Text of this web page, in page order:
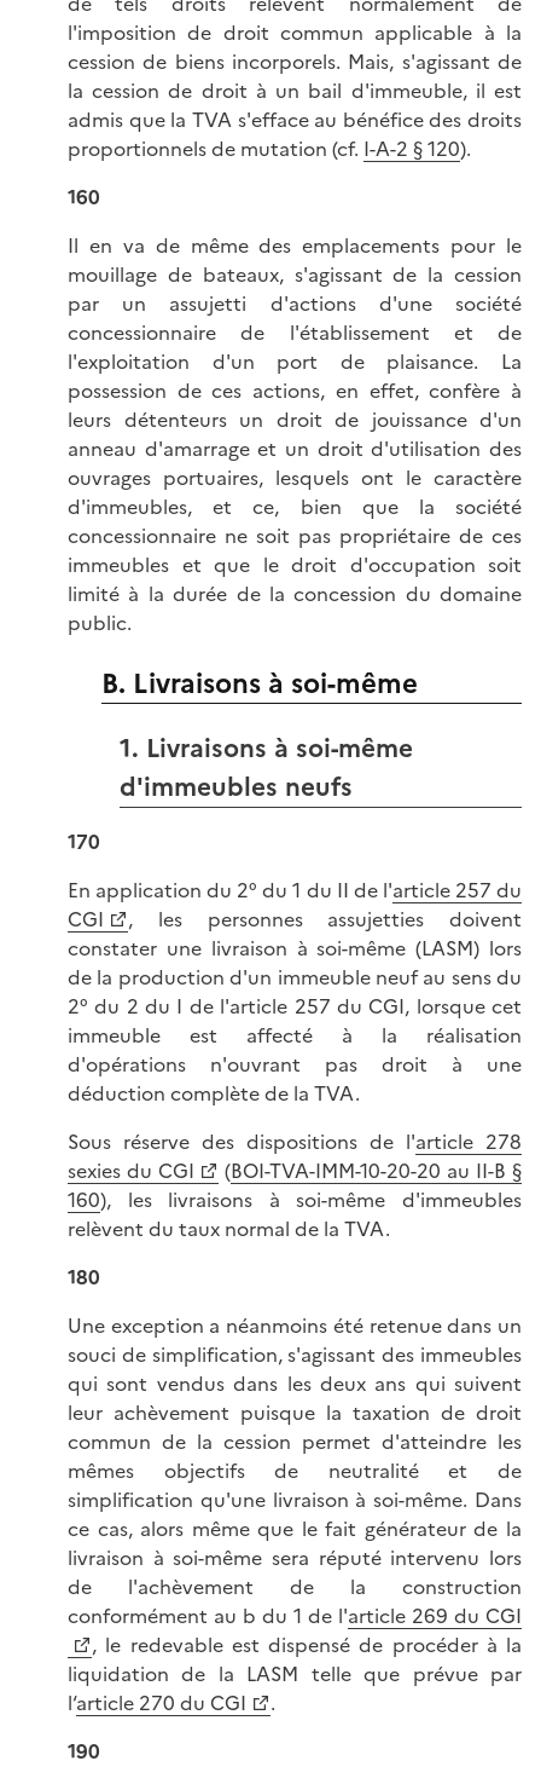
l'imposition de droit commun applicable à la
cession de biens incorporels. Mais, s'agissant de
la cession de droit à un bail d'immeuble, il est
admis que la TVA s'efface au bénéfice des droits
proportionnels de mutation (cf. I-A-2 § 120).
160
Il en va de même des emplacements pour le
mouillage de bateaux, s'agissant de la cession
par un assujetti d'actions d'une société
concessionnaire de l'établissement et de
l'exploitation d'un port de plaisance. La
possession de ces actions, en effet, confère à
leurs détenteurs un droit de jouissance d'un
anneau d'amarrage et un droit d'utilisation des
ouvrages portuaires, lesquels ont le caractère
d'immeubles, et ce, bien que la société
concessionnaire ne soit pas propriétaire de ces
immeubles et que le droit d'occupation soit
limité à la durée de la concession du domaine
public.
B. Livraisons à soi-même
1. Livraisons à soi-même
d'immeubles neufs
170
En application du 2° du 1 du II de l'article 257 du
CGI
, les personnes assujetties doivent
constater une livraison à soi-même (LASM) lors
de la production d'un immeuble neuf au sens du
2° du 2 du I de l'article 257 du CGI, lorsque cet
immeuble est affecté à la réalisation
d'opérations n'ouvrant pas droit à une
déduction complète de la TVA.
Sous réserve des dispositions de l'article 278
sexies du CGI
(BOI-TVA-IMM-10-20-20 au II-B §
160), les livraisons à soi-même d'immeubles
relèvent du taux normal de la TVA.
180
Une exception a néanmoins été retenue dans un
souci de simplification, s'agissant des immeubles
qui sont vendus dans les deux ans qui suivent
leur achèvement puisque la taxation de droit
commun de la cession permet d'atteindre les
mêmes objectifs de neutralité et de
simplification qu'une livraison à soi-même. Dans
ce cas, alors même que le fait générateur de la
livraison à soi-même sera réputé intervenu lors
de l'achèvement de la construction
conformément au b du 1 de l'article 269 du CGI
, le redevable est dispensé de procéder à la
liquidation de la LASM telle que prévue par
l‘article 270 du CGI
.
190